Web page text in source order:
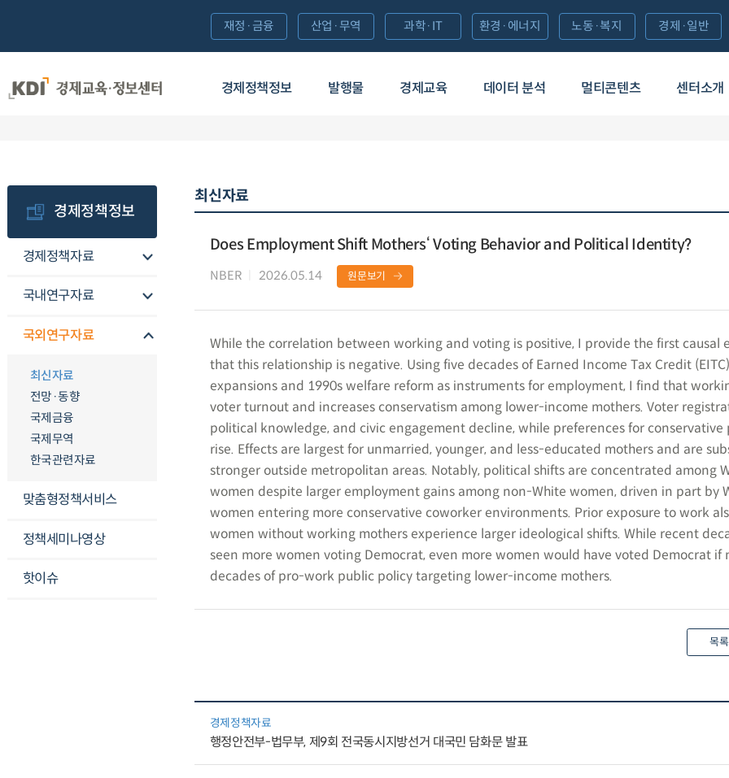
경제정책정보 발행물 경제교육 데이터 분석 멀티콘텐츠 센터소개
재정·금융 산업·무역 과학·IT 환경·에너지 노동·복지 경제·일반
경제정책정보
경제정책자료
국내연구자료
국외연구자료
최신자료
전망·동향
국제금융
국제무역
한국관련자료
맞춤형정책서비스
정책세미나영상
핫이슈
최신자료
Does Employment Shift Mothers‘ Voting Behavior and Political Identity?
NBER 2026.05.14 원문보기
While the correlation between working and voting is positive, I provide the first causal
that this relationship is negative. Using five decades of Earned Income Tax Credit (EITC)
expansions and 1990s welfare reform as instruments for employment, I find that
voter turnout and increases conservatism among lower-income mothers. Voter
political knowledge, and civic engagement decline, while preferences for conservative
rise. Effects are largest for unmarried, younger, and less-educated mothers and are
stronger outside metropolitan areas. Notably, political shifts are concentrated among
women despite larger employment gains among non-White women, driven in part by
women entering more conservative coworker environments. Prior exposure to work
women without working mothers experience larger ideological shifts. While recent
seen more women voting Democrat, even more women would have voted Democrat if
decades of pro-work public policy targeting lower-income mothers.
목
경제정책자료
행정안전부-법무부, 제9회 전국동시지방선거 대국민 담화문 발표